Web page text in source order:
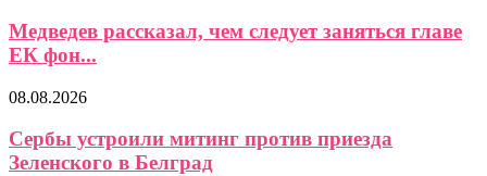
Медведев рассказал, чем следует заняться главе
ЕК фон...
08.08.2026
Сербы устроили митинг против приезда
Зеленского в Белград